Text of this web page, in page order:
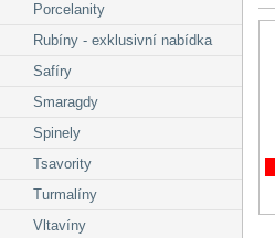
Porcelanity
Rubíny - exklusivní nabídka
Safíry
Smaragdy
Spinely
Tsavority
Turmalíny
Vltavíny